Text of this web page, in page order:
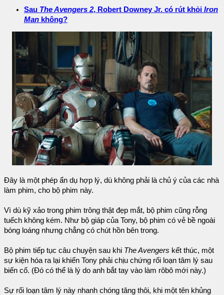
Sau The Avengers 2, Robert Downey Jr. có rút khỏi Iron
Man không?
Đây là một phép ẩn dụ hợp lý, dù không phải là chủ ý của các nhà
làm phim, cho bộ phim này.
Vì dù kỹ xảo trong phim trông thật đẹp mắt, bộ phim cũng rỗng
tuếch không kém. Như bộ giáp của Tony, bộ phim có vẻ bề ngoài
bóng loáng nhưng chẳng có chút hồn bên trong.
Bộ phim tiếp tục câu chuyện sau khi The Avengers kết thúc, một
sự kiện hóa ra lại khiến Tony phải chịu chứng rối loạn tâm lý sau
biến cố. (Đó có thể là lý do anh bắt tay vào làm rôbô mới này.)
Sự rối loạn tâm lý này nhanh chóng tăng thôi, khi một tên khủng